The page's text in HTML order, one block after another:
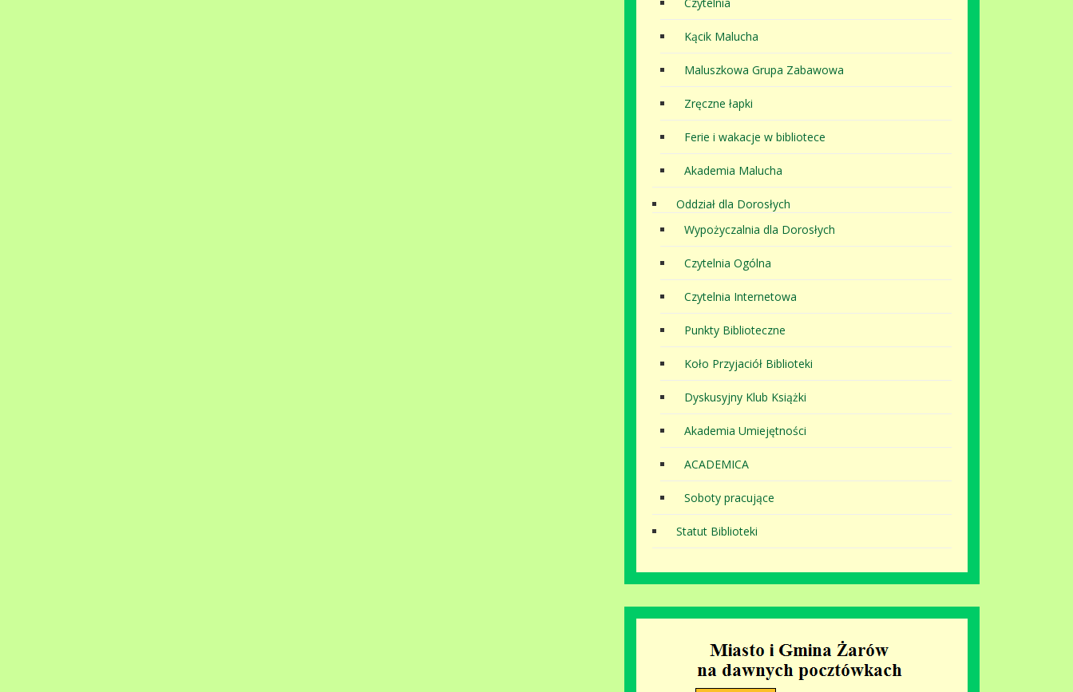
Kącik Malucha
Maluszkowa Grupa Zabawowa
Zręczne łapki
Ferie i wakacje w bibliotece
Akademia Malucha
Oddział dla Dorosłych
Wypożyczalnia dla Dorosłych
Czytelnia Ogólna
Czytelnia Internetowa
Punkty Biblioteczne
Koło Przyjaciół Biblioteki
Dyskusyjny Klub Książki
Akademia Umiejętności
ACADEMICA
Soboty pracujące
Statut Biblioteki